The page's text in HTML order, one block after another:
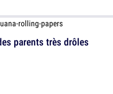
parents très drôles